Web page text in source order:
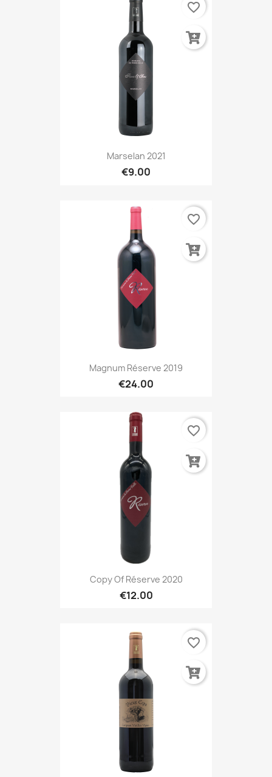
Marselan 2021
€9.00
favorite_border
Magnum Réserve 2019
€24.00
favorite_border
Copy Of Réserve 2020
€12.00
favorite_border
favorite_border